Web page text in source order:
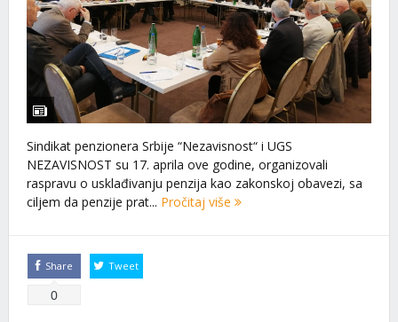
Sindikat penzionera Srbije “Nezavisnost“ i UGS
NEZAVISNOST su 17. aprila ove godine, organizovali
raspravu o usklađivanju penzija kao zakonskoj obavezi, sa
ciljem da penzije prat... Pročitaj više
Share
0
Tweet